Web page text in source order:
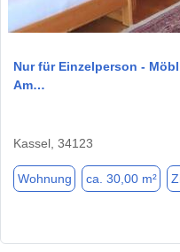
Nur für Einzelperson -
Am…
Kassel, 34123
Wohnung ca. 30,00 m²